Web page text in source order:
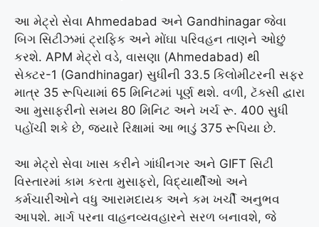
આ મેટ્રો સેવા Ahmedabad અને Gandhinagar જેવા
બિગ સિટીઝમાં ટ્રાફિક અને મોંઘા પરિવહન તાણને ઓછું
કરશે. APM મેટ્રો વડે, વાસણા (Ahmedabad) થી
સેક્ટર-1 (Gandhinagar) સુધીની 33.5 કિલોમીટરની સફર
માત્ર 35 રૂપિયામાં 65 મિનિટમાં પૂર્ણ થશે. વળી, ટૅક્સી દ્વારા
આ મુસાફરીનો સમય 80 મિનિટ અને ખર્ચ રૂ. 400 સુધી
પહોંચી શકે છે, જ્યારે રિક્ષામાં આ ભાડું 375 રૂપિયા છે.
આ મેટ્રો સેવા ખાસ કરીને ગાંધીનગર અને GIFT સિટી
વિસ્તારમાં કામ કરતા મુસાફરો, વિદ્યાર્થીઓ અને
કર્મચારીઓને વધુ આરામદાયક અને કમ ખર્ચી અનુભવ
આપશે. માર્ગ પરના વાહનવ્યવહારને સરળ બનાવશે, જે